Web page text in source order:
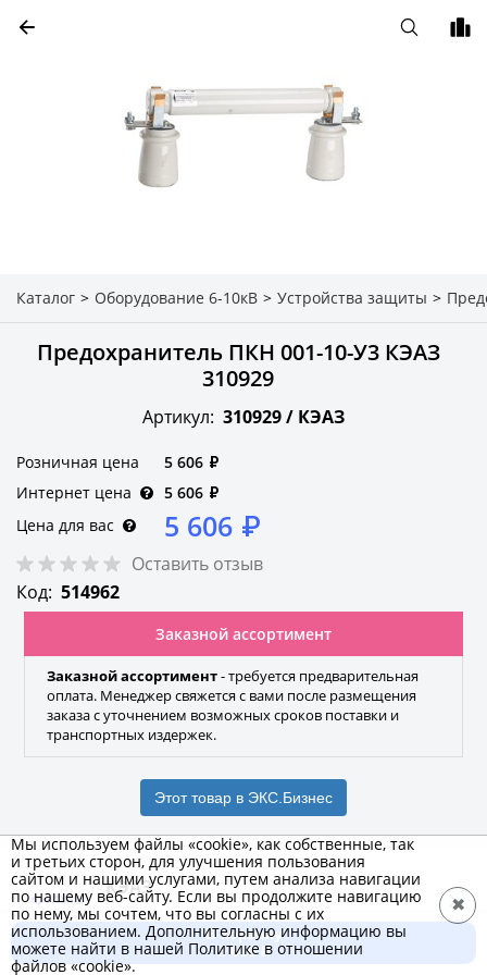
Каталог > Оборудование 6-10кВ > Устройства защиты >
Предохранитель ПКН 001-10-У3 КЭАЗ
310929
Артикул: 310929 / КЭАЗ
Розничная цена 5 606 ₽
Интернет цена
5 606 ₽
Цена для вас
5 606 ₽
Оставить отзыв
Код: 514962
Заказной ассортимент
Заказной ассортимент- требуется предварительная
оплата. Менеджер свяжется с вами после размещения
заказа с уточнением возможных сроков поставки и
транспортных издержек.
Этот товар в ЭКС.Бизнес
КЭАЗ
Бренд
В корзину
5 606 ₽
Мы используем файлы «cookie», как собственные, так
и третьих сторон, для улучшения пользования
сайтом и нашими услугами, путем анализа навигации
по нашему веб-сайту. Если вы продолжите навигацию
по нему, мы сочтем, что вы согласны с их
использованием. Дополнительную информацию вы
можете найти в нашей Политике в отношении
файлов «cookie».
✖